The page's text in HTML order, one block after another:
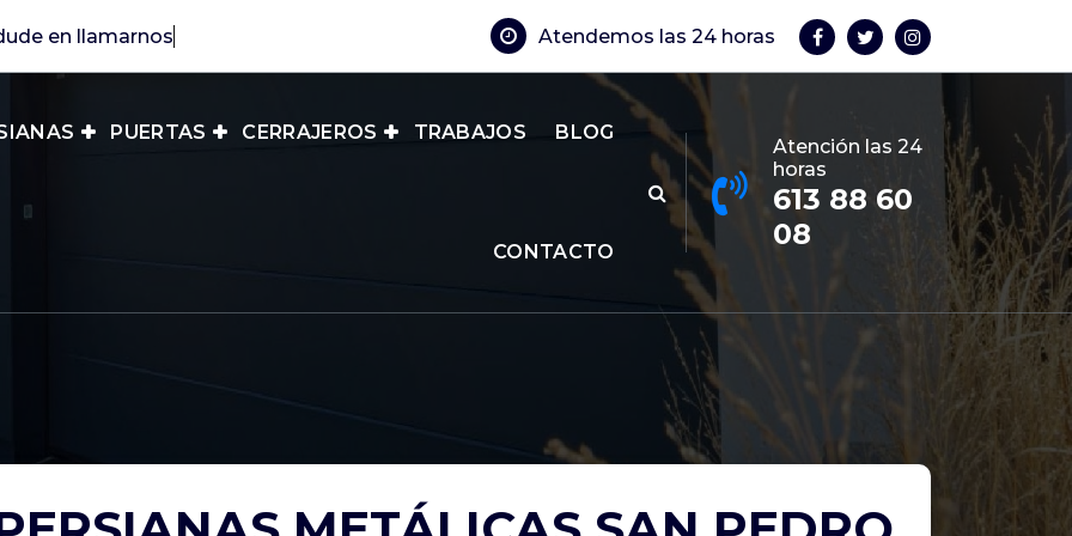
Atendemos las 24 horas
PUERTAS CERRAJEROS TRABAJOS BLOG
CONTACTO
Atención las 24
horas
613 88 60
08